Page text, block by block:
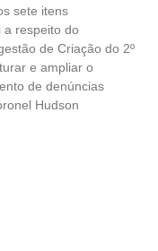
sete itens
respeito do
de Criação do 2º
e ampliar o
de denúncias
Hudson